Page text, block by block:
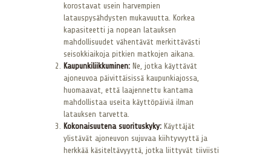
korostavat usein harvempien
latauspysähdysten mukavuutta. Korkea
kapasiteetti ja nopean latauksen
mahdollisuudet vähentävät merkittävästi
seisokkiaikoja pitkien matkojen aikana.
Kaupunkiliikkuminen: Ne, jotka käyttävät
ajoneuvoa päivittäisissä kaupunkiajossa,
huomaavat, että laajennettu kantama
mahdollistaa useita käyttöpäiviä ilman
latauksen tarvetta.
Kokonaisuutena suorituskyky: Käyttäjät
ylistävät ajoneuvon sujuvaa kiihtyvyyttä ja
herkkää käsiteltävyyttä, jotka liittyvät tiiviisti